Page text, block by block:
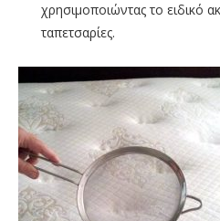
χρησιμοποιώντας το ειδικό
ταπετσαρίες.